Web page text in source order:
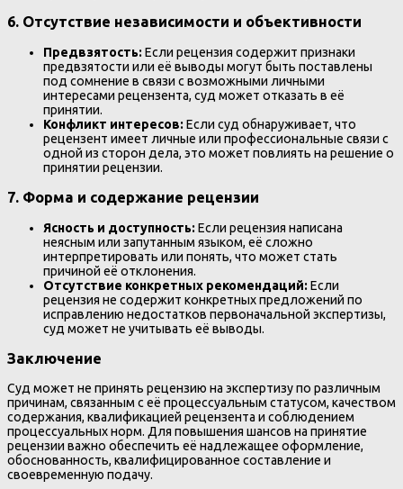
6. Отсутствие независимости и объективности
Предвзятость:Если рецензия содержит признаки
предвзятости или её выводы могут быть поставлены
под сомнение в связи с возможными личными
интересами рецензента, суд может отказать в её
принятии.
Конфликт интересов:Если суд обнаруживает, что
рецензент имеет личные или профессиональные связи с
одной из сторон дела, это может повлиять на решение о
принятии рецензии.
7. Форма и содержание рецензии
Ясность и доступность:Если рецензия написана
неясным или запутанным языком, её сложно
интерпретировать или понять, что может стать
причиной её отклонения.
Отсутствие конкретных рекомендаций:Если
рецензия не содержит конкретных предложений по
исправлению недостатков первоначальной экспертизы,
суд может не учитывать её выводы.
Заключение
Суд может не принять рецензию на экспертизу по различным
причинам, связанным с её процессуальным статусом, качеством
содержания, квалификацией рецензента и соблюдением
процессуальных норм. Для повышения шансов на принятие
рецензии важно обеспечить её надлежащее оформление,
обоснованность, квалифицированное составление и
своевременную подачу.